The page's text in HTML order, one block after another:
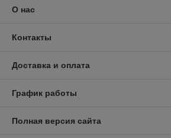
О нас
Контакты
Доставка и оплата
График работы
Полная версия сайта